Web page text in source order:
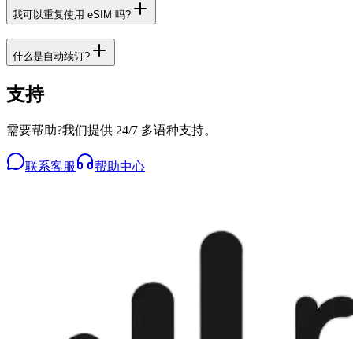
我可以重复使用 eSIM 吗?
什么是自动续订?
支持
需要帮助?我们提供 24/7 多语种支持。
联系客服 帮助中心